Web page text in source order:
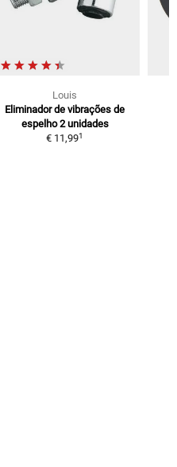
Louis
Eliminador de vibrações de
espelho 2 unidades
€ 11,991